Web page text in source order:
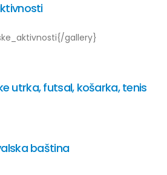
gallery}
utrka, futsal, košarka, tenis
baština